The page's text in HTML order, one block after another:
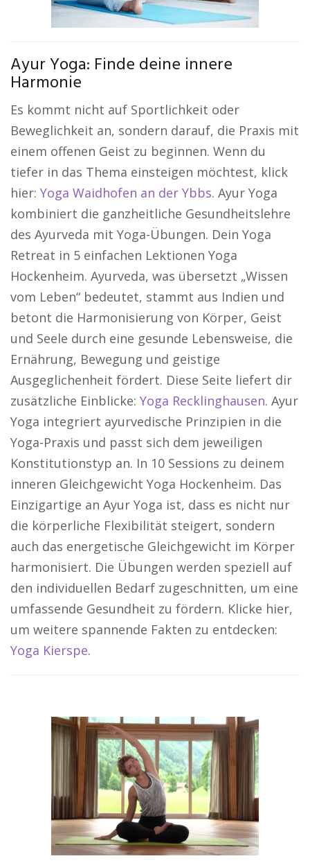
Ayur Yoga: Finde deine innere
Harmonie
Es kommt nicht auf Sportlichkeit oder
Beweglichkeit an, sondern darauf, die Praxis mit
einem offenen Geist zu beginnen. Wenn du
tiefer in das Thema einsteigen möchtest, klick
hier: Yoga Waidhofen an der Ybbs. Ayur Yoga
kombiniert die ganzheitliche Gesundheitslehre
des Ayurveda mit Yoga-Übungen. Dein Yoga
Retreat in 5 einfachen Lektionen Yoga
Hockenheim. Ayurveda, was übersetzt „Wissen
vom Leben“ bedeutet, stammt aus Indien und
betont die Harmonisierung von Körper, Geist
und Seele durch eine gesunde Lebensweise, die
Ernährung, Bewegung und geistige
Ausgeglichenheit fördert. Diese Seite liefert dir
zusätzliche Einblicke: Yoga Recklinghausen. Ayur
Yoga integriert ayurvedische Prinzipien in die
Yoga-Praxis und passt sich dem jeweiligen
Konstitutionstyp an. In 10 Sessions zu deinem
inneren Gleichgewicht Yoga Hockenheim. Das
Einzigartige an Ayur Yoga ist, dass es nicht nur
die körperliche Flexibilität steigert, sondern
auch das energetische Gleichgewicht im Körper
harmonisiert. Die Übungen werden speziell auf
den individuellen Bedarf zugeschnitten, um eine
umfassende Gesundheit zu fördern. Klicke hier,
um weitere spannende Fakten zu entdecken:
Yoga Kierspe.